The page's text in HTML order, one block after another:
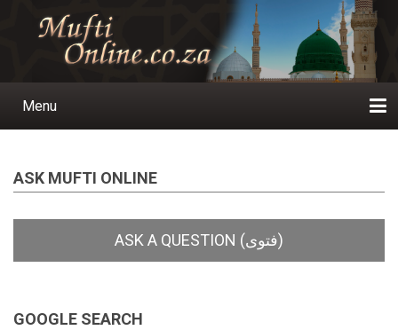
Main
Menu
ASK MUFTI ONLINE
GOOGLE SEARCH